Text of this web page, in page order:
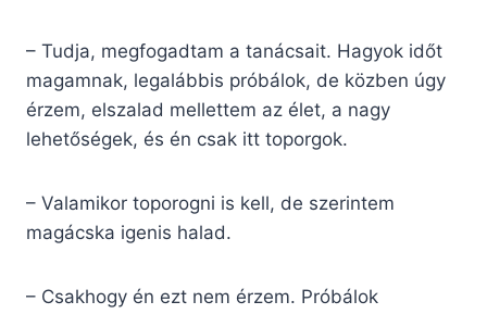
– Tudja, megfogadtam a tanácsait. Hagyok időt
magamnak, legalábbis próbálok, de közben úgy
érzem, elszalad mellettem az élet, a nagy
lehetőségek, és én csak itt toporgok.
– Valamikor toporogni is kell, de szerintem
magácska igenis halad.
– Csakhogy én ezt nem érzem. Próbálok